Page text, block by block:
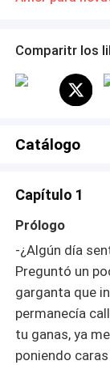
afecta la
Cómo todos los
son fáciles de
Comparitr los
Catálogo
Capítulo 1
Prólogo
-¿Algún día
Preguntó un
garganta que
permanecía
tu ganas, ya
poniendo